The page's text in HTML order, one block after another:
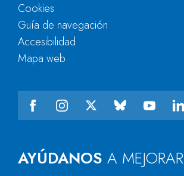
AYÚDANOS A MEJORAR
Cookies
Guía de navegación
Accesibilidad
Mapa web